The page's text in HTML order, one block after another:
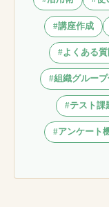
#講座作成
#よくある質
#組織グループ
#テスト課
#アンケート